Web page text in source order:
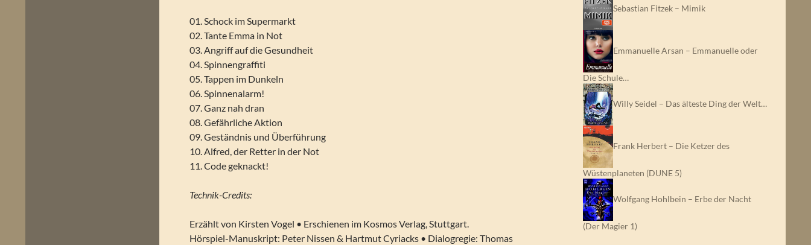
01. Schock im Supermarkt
02. Tante Emma in Not
03. Angriff auf die Gesundheit
04. Spinnengraffiti
05. Tappen im Dunkeln
06. Spinnenalarm!
07. Ganz nah dran
08. Gefährliche Aktion
09. Geständnis und Überführung
10. Alfred, der Retter in der Not
11. Code geknackt!
Technik-Credits:
Erzählt von Kirsten Vogel • Erschienen im Kosmos Verlag, Stuttgart.
Hörspiel-Manuskript: Peter Nissen & Hartmut Cyriacks • Dialogregie: Thomas
Sebastian Fitzek – Mimik
Emmanuelle Arsan – Emmanuelle oder
Die Schule…
Willy Seidel – Das älteste Ding der Welt…
Frank Herbert – Die Ketzer des
Wüstenplaneten (DUNE 5)
Wolfgang Hohlbein – Erbe der Nacht
(Der Magier 1)